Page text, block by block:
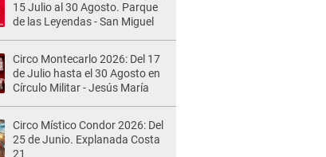
15 Julio al 30 Agosto. Parque
de las Leyendas - San Miguel
Circo Montecarlo 2026: Del 17
de Julio hasta el 30 Agosto en
Círculo Militar - Jesús María
Circo Místico Condor 2026: Del
25 de Junio. Explanada Costa
21